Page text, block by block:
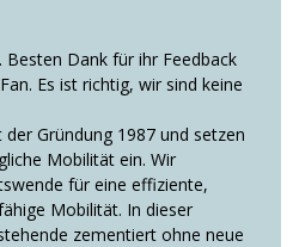
Besten Dank für ihr Feedback
Es ist richtig, wir sind keine
Gründung 1987 und setzen
Mobilität ein. Wir
für eine effiziente,
Mobilität. In dieser
zementiert ohne neue